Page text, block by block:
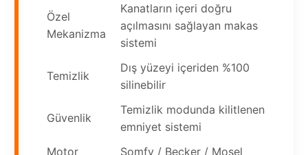
Özel
Mekanizma
Kanatların içeri doğru
açılmasını sağlayan makas
sistemi
Temizlik
Dış yüzeyi içeriden %100
silinebilir
Güvenlik
Temizlik modunda kilitlenen
emniyet sistemi
Motor
Somfy / Becker / Mosel